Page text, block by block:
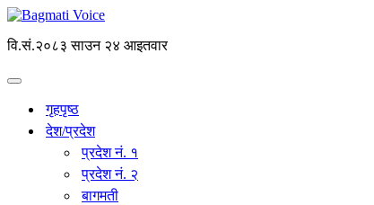
वि.सं.२०८३ साउन २४ आइतवार
गृहपृष्ठ
देश/प्रदेश
प्रदेश नं. १
प्रदेश नं. २
बागमती